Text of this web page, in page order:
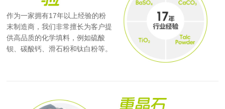
作为一家拥有17年以上经验的粉
末制造商，我们非常擅长为客户提
供高品质的化学填料，例如硫酸
钡、碳酸钙、滑石粉和钛白粉等。